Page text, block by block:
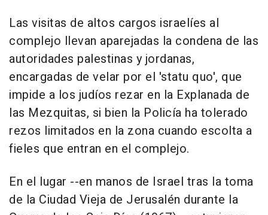
Las visitas de altos cargos israelíes al
complejo llevan aparejadas la condena de las
autoridades palestinas y jordanas,
encargadas de velar por el 'statu quo', que
impide a los judíos rezar en la Explanada de
las Mezquitas, si bien la Policía ha tolerado
rezos limitados en la zona cuando escolta a
fieles que entran en el complejo.
En el lugar --en manos de Israel tras la toma
de la Ciudad Vieja de Jerusalén durante la